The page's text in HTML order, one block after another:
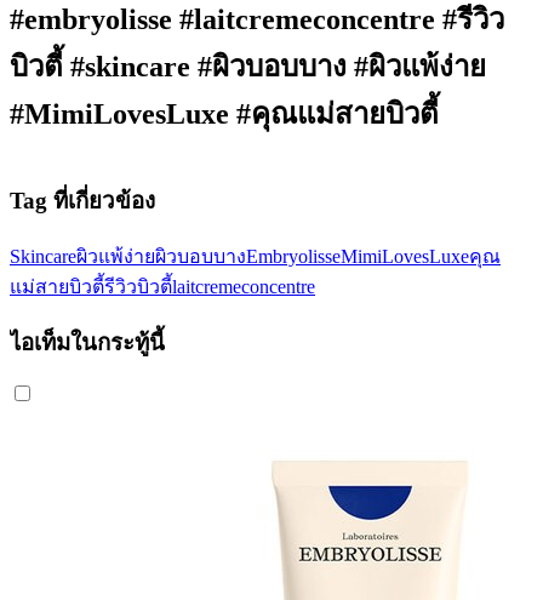
#embryolisse #laitcremeconcentre #รีวิว
บิวตี้ #skincare #ผิวบอบบาง #ผิวแพ้ง่าย
#MimiLovesLuxe #คุณแม่สายบิวตี้
Tag ที่เกี่ยวข้อง
Skincareผิวแพ้ง่ายผิวบอบบางEmbryolisseMimiLovesLuxeคุณ
แม่สายบิวตี้รีวิวบิวตี้laitcremeconcentre
ไอเท็มในกระทู้นี้